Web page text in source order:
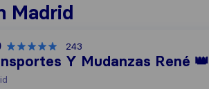
Madrid
243
Y Mudanzas René 👑